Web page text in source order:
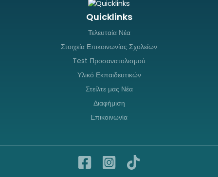
Quicklinks
Τελευταία Νέα
Στοιχεία Επικοινωνίας Σχολείων
Test Προσανατολισμού
Υλικό Εκπαιδευτικών
Στείλτε μας Νέα
Διαφήμιση
Επικοινωνία